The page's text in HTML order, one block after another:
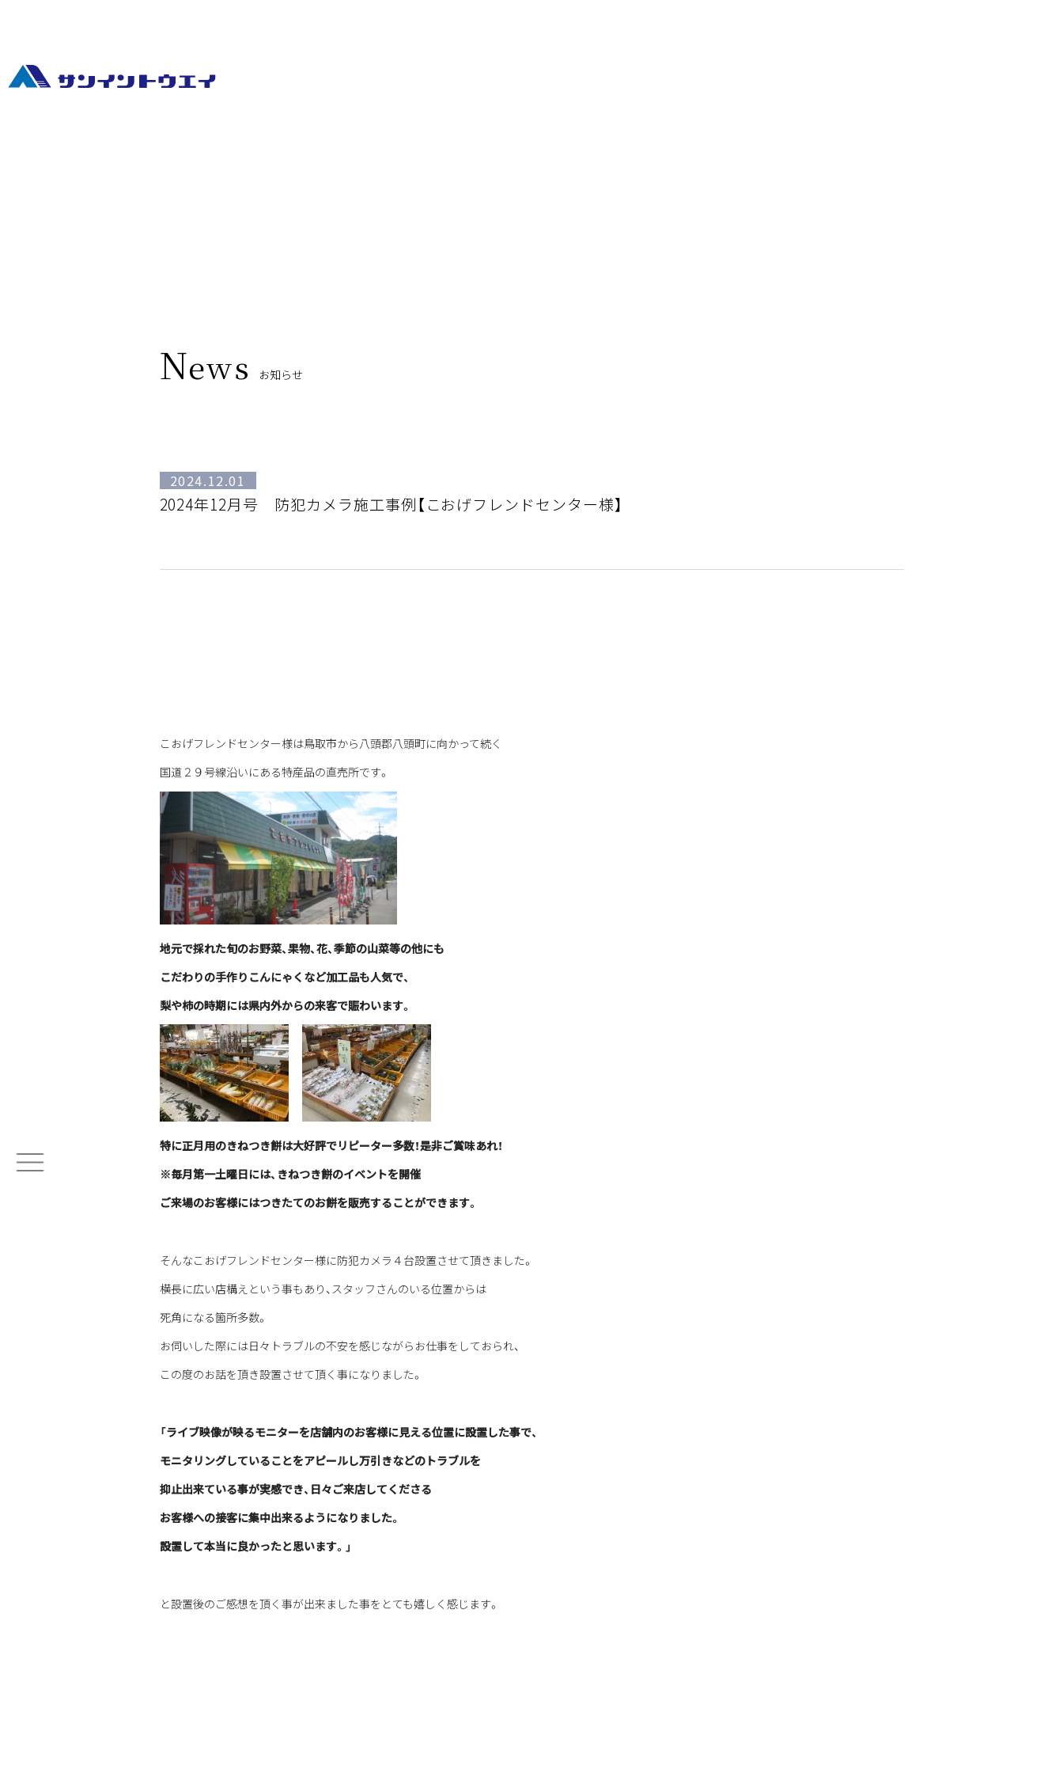
News お知らせ
2024.12.01
2024年12月号 防犯カメラ施工事例【こおげフレンドセンター様】
こおげフレンドセンター様は鳥取市から八頭郡八頭町に向かって続く
国道２９号線沿いにある特産品の直売所です。
地元で採れた旬のお野菜、果物、花、季節の山菜等の他にも
こだわりの手作りこんにゃくなど加工品も人気で、
梨や柿の時期には県内外からの来客で賑わいます。
特に正月用のきねつき餅は大好評でリピーター多数！是非ご賞味あれ！
※毎月第一土曜日には、きねつき餅のイベントを開催
ご来場のお客様にはつきたてのお餅を販売することができます。
そんなこおげフレンドセンター様に防犯カメラ４台設置させて頂きました。
横長に広い店構えという事もあり、スタッフさんのいる位置からは
死角になる箇所多数。
お伺いした際には日々トラブルの不安を感じながらお仕事をしておられ、
この度のお話を頂き設置させて頂く事になりました。
「ライブ映像が映るモニターを店舗内のお客様に見える位置に設置した事で、
モニタリングしていることをアピールし万引きなどのトラブルを
抑止出来ている事が実感でき、日々ご来店してくださる
お客様への接客に集中出来るようになりました。
設置して本当に良かったと思います。」
と設置後のご感想を頂く事が出来ました事をとても嬉しく感じます。